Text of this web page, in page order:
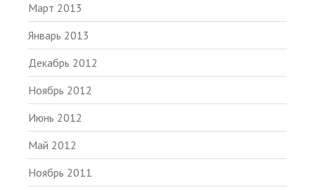
Март 2013
Январь 2013
Декабрь 2012
Ноябрь 2012
Июнь 2012
Май 2012
Ноябрь 2011